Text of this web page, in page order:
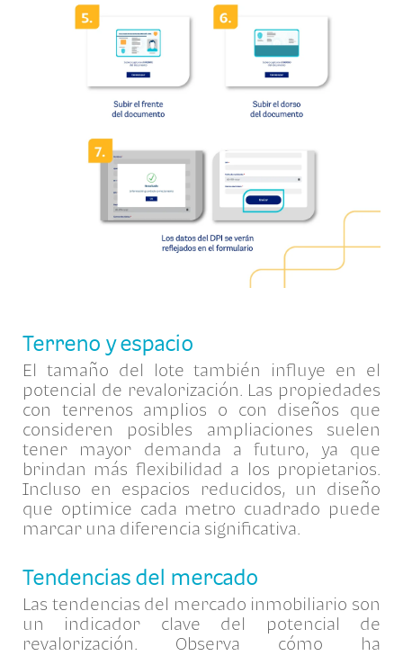
Terreno y espacio
El tamaño del lote también influye en el
potencial de revalorización. Las propiedades
con terrenos amplios o con diseños que
consideren posibles ampliaciones suelen
tener mayor demanda a futuro, ya que
brindan más flexibilidad a los propietarios.
Incluso en espacios reducidos, un diseño
que optimice cada metro cuadrado puede
marcar una diferencia significativa.
Tendencias del mercado
Las tendencias del mercado inmobiliario son
un indicador clave del potencial de
revalorización. Observa cómo ha